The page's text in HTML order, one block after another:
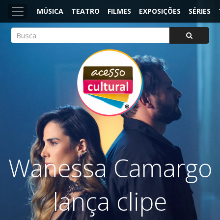
MÚSICA TEATRO FILMES EXPOSIÇÕES SÉRIES
ACESSO CULTURAL
Arte, Cultura Pop e Entretenimento
Wanessa Camargo
lança clipe